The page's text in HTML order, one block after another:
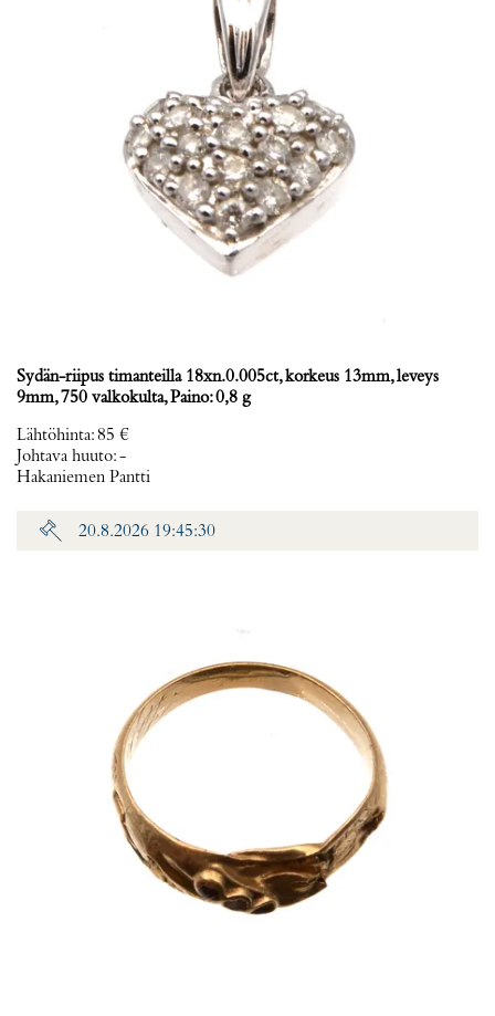
Sydän-riipus timanteilla 18xn.0.005ct, korkeus 13mm, leveys
9mm, 750 valkokulta, Paino: 0,8 g
Lähtöhinta:85 €
Johtava huuto:-
Hakaniemen Pantti
20.8.2026 19:45:30